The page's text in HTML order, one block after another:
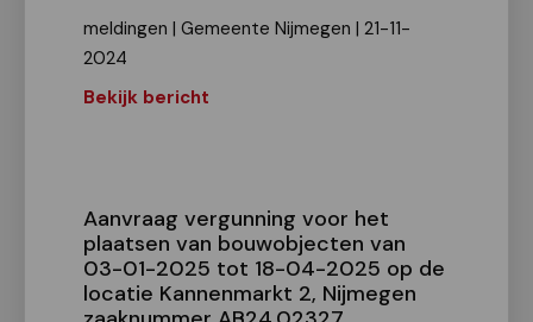
meldingen | Gemeente Nijmegen | 21-11-
2024
Bekijk bericht
Aanvraag vergunning voor het
plaatsen van bouwobjecten van
03-01-2025 tot 18-04-2025 op de
locatie Kannenmarkt 2, Nijmegen